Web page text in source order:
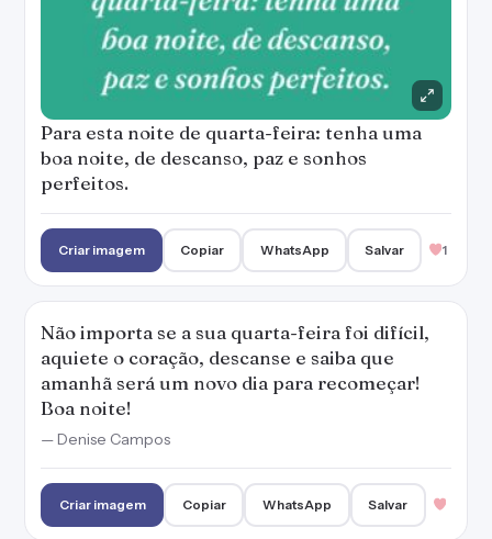
Para esta noite de quarta-feira: tenha uma
boa noite, de descanso, paz e sonhos
perfeitos.
Criar imagem Copiar WhatsApp Salvar 1
Não importa se a sua quarta-feira foi difícil,
aquiete o coração, descanse e saiba que
amanhã será um novo dia para recomeçar!
Boa noite!
— Denise Campos
Criar imagem Copiar WhatsApp Salvar